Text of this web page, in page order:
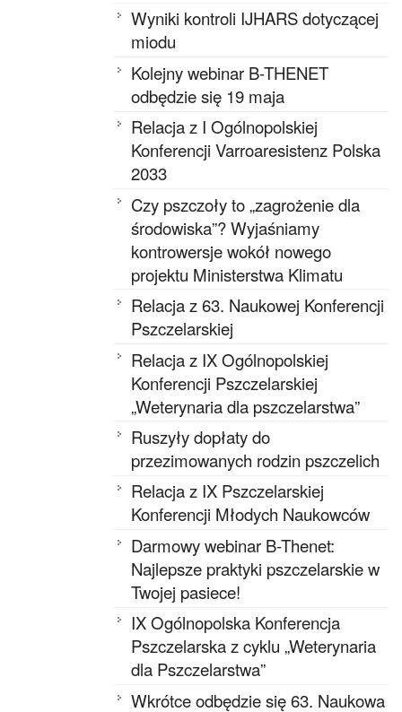
Wyniki kontroli IJHARS dotyczącej
miodu
Kolejny webinar B-THENET
odbędzie się 19 maja
Relacja z I Ogólnopolskiej
Konferencji Varroaresistenz Polska
2033
Czy pszczoły to „zagrożenie dla
środowiska”? Wyjaśniamy
kontrowersje wokół nowego
projektu Ministerstwa Klimatu
Relacja z 63. Naukowej Konferencji
Pszczelarskiej
Relacja z IX Ogólnopolskiej
Konferencji Pszczelarskiej
„Weterynaria dla pszczelarstwa”
Ruszyły dopłaty do
przezimowanych rodzin pszczelich
Relacja z IX Pszczelarskiej
Konferencji Młodych Naukowców
Darmowy webinar B-Thenet:
Najlepsze praktyki pszczelarskie w
Twojej pasiece!
IX Ogólnopolska Konferencja
Pszczelarska z cyklu „Weterynaria
dla Pszczelarstwa”
Wkrótce odbędzie się 63. Naukowa